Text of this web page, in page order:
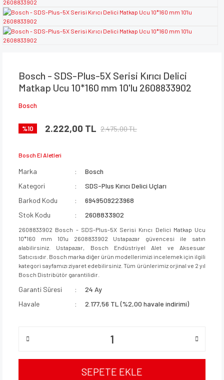
Bosch - SDS-Plus-5X Serisi Kırıcı Delici
Matkap Ucu 10*160 mm 10'lu 2608833902
Bosch
%10 2.222,00 TL 2.475,00 TL
Bosch El Aletleri
Marka
Bosch
Kategori
SDS-Plus Kırıcı Delici Uçları
Barkod Kodu
6949509223968
Stok Kodu
2608833902
2608833902 Bosch - SDS-Plus-5X Serisi Kırıcı Delici Matkap Ucu
10*160 mm 10'lu 2608833902 Ustapazar güvencesi ile satın
alabilirsiniz. Ustapazar, Bosch Endüstriyel Alet ve Aksesuar
Satıcısıdır. Bosch marka diğer ürün modellerimizi incelemek için ilgili
kategori sayfamızı ziyaret edebilirsiniz. Tüm ürünlerimiz orjinal ve 2 yıl
Bosch Distribütör garantilidir.
Garanti Süresi
24 Ay
Havale
2.177,56 TL (%2,00 havale indirimi)
SEPETE EKLE